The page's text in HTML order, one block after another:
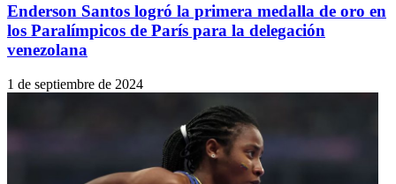
Enderson Santos logró la primera medalla de oro en
los Paralímpicos de París para la delegación
venezolana
1 de septiembre de 2024